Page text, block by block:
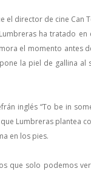
director de cine Can
ha tratado
el momento antes
la piel de gallina
inglés “To be in
Lumbreras plantea
en los pies.
que solo podemos